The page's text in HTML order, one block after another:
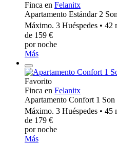
Finca en Felanitx
Apartamento Estándar 2
Máximo. 3 Huéspedes • 42
de 159 €
por noche
Más
Favorito
Finca en Felanitx
Apartamento Confort 1 Son
Máximo. 3 Huéspedes • 45
de 179 €
por noche
Más